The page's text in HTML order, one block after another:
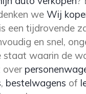
we Wij
is een tijdrovende
en snel,
waarin de
over
, bestelwagens of